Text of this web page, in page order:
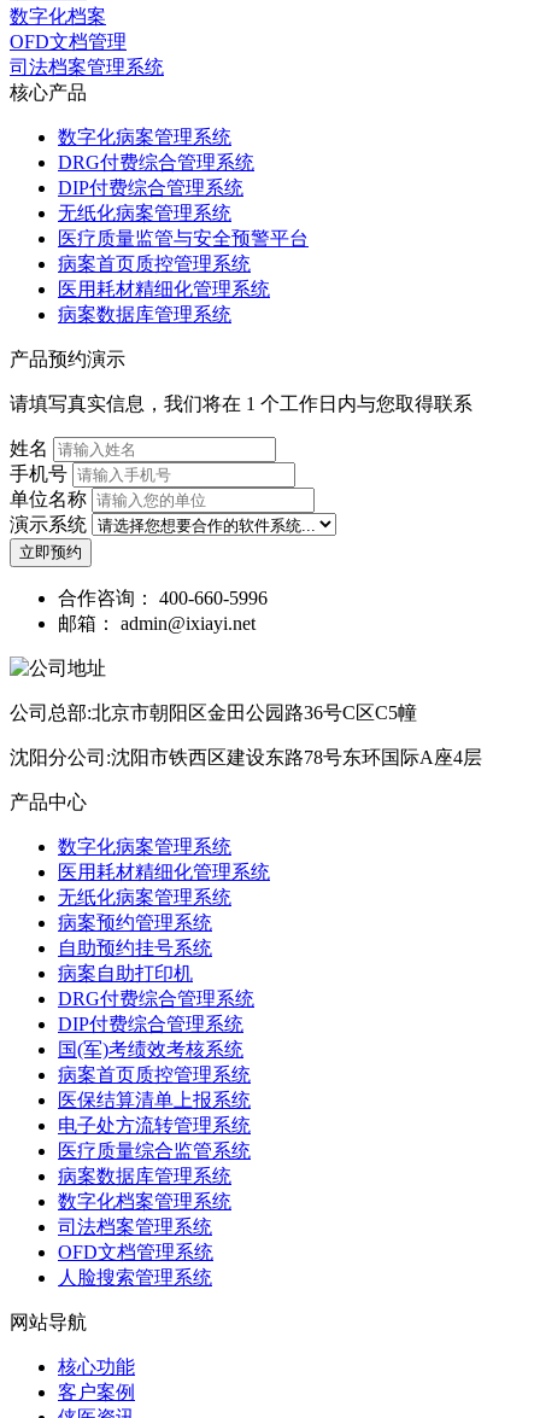
数字化档案
OFD文档管理
司法档案管理系统
核心产品
数字化病案管理系统
DRG付费综合管理系统
DIP付费综合管理系统
无纸化病案管理系统
医疗质量监管与安全预警平台
病案首页质控管理系统
医用耗材精细化管理系统
病案数据库管理系统
产品预约演示
请填写真实信息，我们将在 1 个工作日内与您取得联系
姓名
手机号
单位名称
演示系统
立即预约
合作咨询： 400-660-5996
邮箱： admin@ixiayi.net
公司总部:北京市朝阳区金田公园路36号C区C5幢
沈阳分公司:沈阳市铁西区建设东路78号东环国际A座4层
产品中心
数字化病案管理系统
医用耗材精细化管理系统
无纸化病案管理系统
病案预约管理系统
自助预约挂号系统
病案自助打印机
DRG付费综合管理系统
DIP付费综合管理系统
国(军)考绩效考核系统
病案首页质控管理系统
医保结算清单上报系统
电子处方流转管理系统
医疗质量综合监管系统
病案数据库管理系统
数字化档案管理系统
司法档案管理系统
OFD文档管理系统
人脸搜索管理系统
网站导航
核心功能
客户案例